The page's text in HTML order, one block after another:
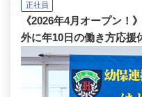
正社員
《2026年4月オープン！
外に年10日の働き方応援